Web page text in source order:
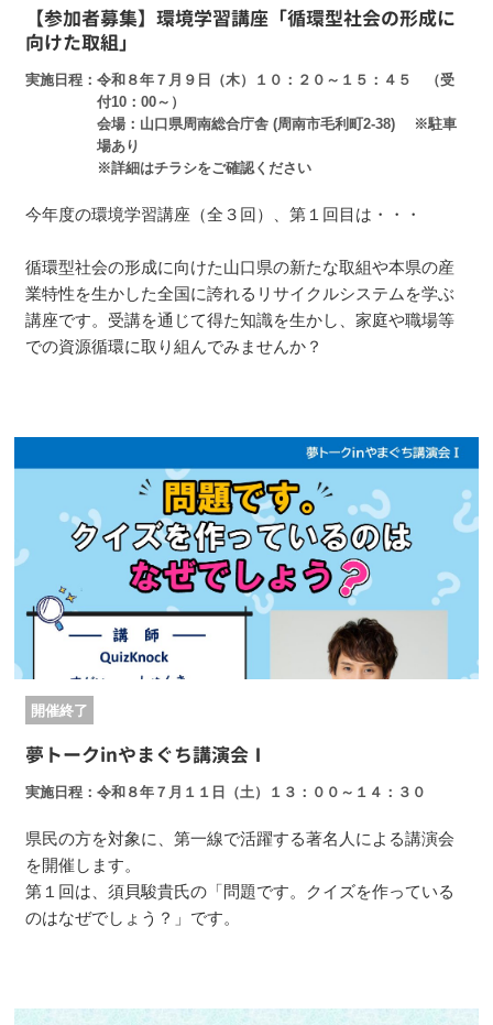
【参加者募集】環境学習講座「循環型社会の形成に
向けた取組」
実施日程
令和８年７月９日（木）１０：２０～１５：４５ （受
付10：00～）
会場：山口県周南総合庁舎 (周南市毛利町2-38) ※駐車
場あり
※詳細はチラシをご確認ください
今年度の環境学習講座（全３回）、第１回目は・・・
循環型社会の形成に向けた山口県の新たな取組や本県の産
業特性を生かした全国に誇れるリサイクルシステムを学ぶ
講座です。受講を通じて得た知識を生かし、家庭や職場等
での資源循環に取り組んでみませんか？
開催終了
夢トークinやまぐち講演会Ⅰ
実施日程 令和８年７月１１日（土）１３：００～１４：３０
県民の方を対象に、第一線で活躍する著名人による講演会
を開催します。
第１回は、須貝駿貴氏の「問題です。クイズを作っている
のはなぜでしょう？」です。